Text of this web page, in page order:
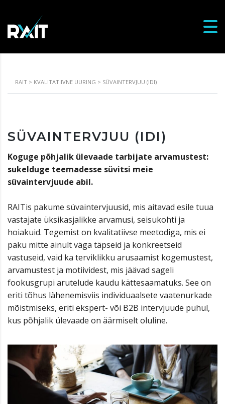
RAIT > KVALITATIIVNE UURING > SÜVAINTERVJUU (IDI)
SÜVAINTERVJUU (IDI)
Koguge põhjalik ülevaade tarbijate arvamustest:
sukelduge teemadesse süvitsi meie
süvaintervjuude abil.
RAITis pakume süvaintervjuusid, mis aitavad esile tuua
vastajate üksikasjalikke arvamusi, seisukohti ja
hoiakuid. Tegemist on kvalitatiivse meetodiga, mis ei
paku mitte ainult väga täpseid ja konkreetseid
vastuseid, vaid ka terviklikku arusaamist kogemustest,
arvamustest ja motiividest, mis jäävad sageli
fookusgrupi arutelude kaudu kättesaamatuks. See on
eriti tõhus lähenemisviis individuaalsete vaatenurkade
mõistmiseks, eriti ekspert- või B2B intervjuude puhul,
kus põhjalik ülevaade on äärmiselt oluline.